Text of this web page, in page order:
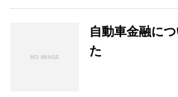
自動車金融に
た